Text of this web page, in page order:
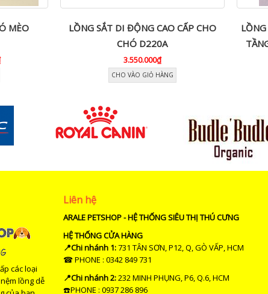
MÈO
LỒNG SẮT DI ĐỘNG CAO CẤP CHO
CHÓ D220A
3.550.000₫
CHO VÀO GIỎ HÀNG
các loại
lồng dễ
Liên hệ
ARALE PETSHOP - HỆ THỐNG SIÊU THỊ THÚ CƯNG
HỆ THỐNG CỬA HÀNG
📍Chi nhánh 1:731 TÂN SƠN, P12, Q, GÒ VẤP, HCM
☎ PHONE : 0342 849 731
📍Chi nhánh 2:232 MINH PHỤNG, P6, Q.6, HCM
☎️PHONE : 0937 286 896